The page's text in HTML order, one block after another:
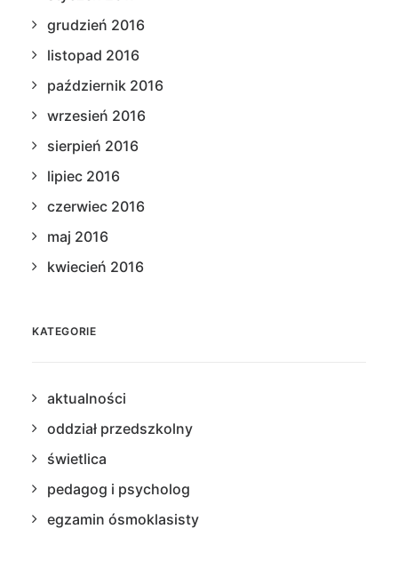
grudzień 2016
listopad 2016
październik 2016
wrzesień 2016
sierpień 2016
lipiec 2016
czerwiec 2016
maj 2016
kwiecień 2016
KATEGORIE
aktualności
oddział przedszkolny
świetlica
pedagog i psycholog
egzamin ósmoklasisty